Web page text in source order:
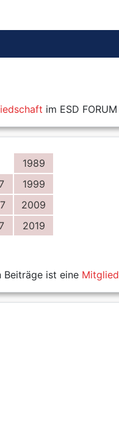
im ESD
1989
1999
2009
2019
Beiträge ist eine